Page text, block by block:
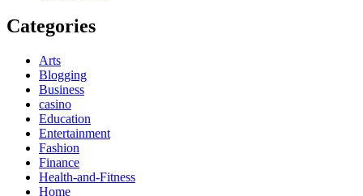
Categories
Arts
Blogging
Business
casino
Education
Entertainment
Fashion
Finance
Health-and-Fitness
Home